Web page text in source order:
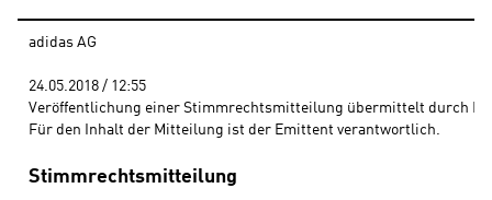
adidas AG
24.05.2018 / 12:55
Veröffentlichung einer Stimmrechtsmitteilung übermittelt durch
Für den Inhalt der Mitteilung ist der Emittent verantwortlich.
Stimmrechtsmitteilung